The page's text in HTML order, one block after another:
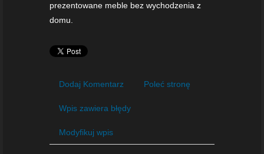
prezentowane meble bez wychodzenia z
domu.
Dodaj Komentarz Poleć stronę
Wpis zawiera błędy
Modyfikuj wpis